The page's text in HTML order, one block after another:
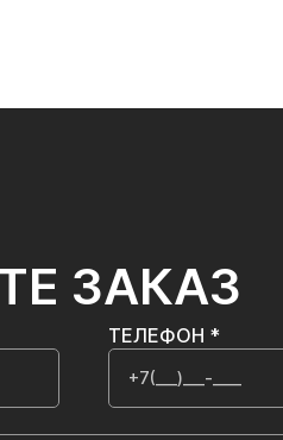
ЗАКАЗ
ТЕЛЕФОН *